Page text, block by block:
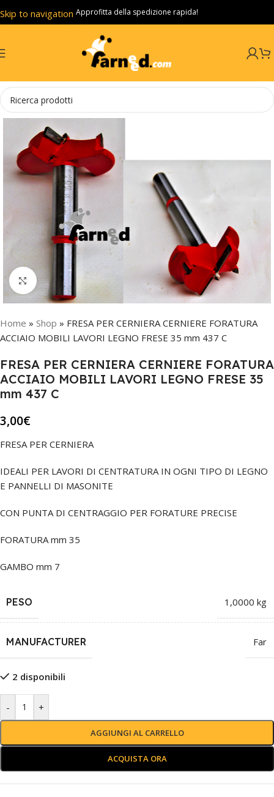
Skip to navigation
Skip to main content
Approfitta della spedizione rapida!
Click to enlarge
Home » Shop » FRESA PER CERNIERA CERNIERE FORATURA
ACCIAIO MOBILI LAVORI LEGNO FRESE 35 mm 437 C
FRESA PER CERNIERA CERNIERE FORATURA
ACCIAIO MOBILI LAVORI LEGNO FRESE 35
mm 437 C
3,00€
FRESA PER CERNIERA
IDEALI PER LAVORI DI CENTRATURA IN OGNI TIPO DI LEGNO
E PANNELLI DI MASONITE
CON PUNTA DI CENTRAGGIO PER FORATURE PRECISE
FORATURA mm 35
GAMBO mm 7
PESO 1,0000 kg
MANUFACTURER Far
2 disponibili
- +
AGGIUNGI AL CARRELLO
ACQUISTA ORA